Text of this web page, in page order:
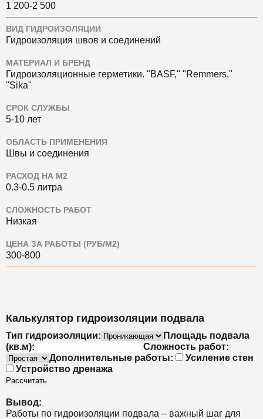
1 200-2 500
ВИД ГИДРОИЗОЛЯЦИИ
Гидроизоляция швов и соединений
МАТЕРИАЛ И БРЕНД
Гидроизоляционные герметики. "BASF," "Remmers,"
"Sika"
СРОК СЛУЖБЫ
5-10 лет
ОБЛАСТЬ ПРИМЕНЕНИЯ
Швы и соединения
РАСХОД НА М2
0.3-0.5 литра
СЛОЖНОСТЬ РАБОТ
Низкая
ЦЕНА ЗА РАБОТЫ (РУБ/М2)
300-800
Калькулятор гидроизоляции подвала
Тип гидроизоляции:
Площадь подвала
(кв.м):
Сложность работ:
Дополнительные работы:
Усиление стен
Устройство дренажа
Рассчитать
Вывод:
Работы по гидроизоляции подвала – важный шаг для